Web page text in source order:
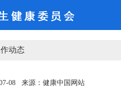
动态
08 来源：健康中国网站